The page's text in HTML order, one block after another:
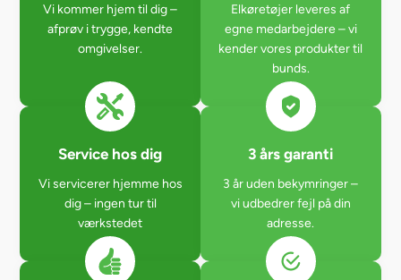
Vi kommer hjem til dig –
afprøv i trygge, kendte
omgivelser.
Elkøretøjer leveres af
egne medarbejdere – vi
kender vores produkter til
bunds.
Service hos dig
Vi servicerer hjemme hos
dig – ingen tur til
værkstedet
3 års garanti
3 år uden bekymringer –
vi udbedrer fejl på din
adresse.